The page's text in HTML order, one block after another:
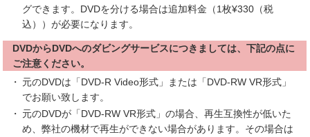
グできます。DVDを分ける場合は追加料金（1枚¥330（税
込））が必要になります。
DVDからDVDへのダビングサービスにつきましては、下記の点に
ご注意ください。
元のDVDは「DVD-R Video形式」または「DVD-RW VR形式」
でお願い致します。
元のDVDが「DVD-RW VR形式」の場合、再生互換性が低いた
め、弊社の機材で再生ができない場合があります。その場合は